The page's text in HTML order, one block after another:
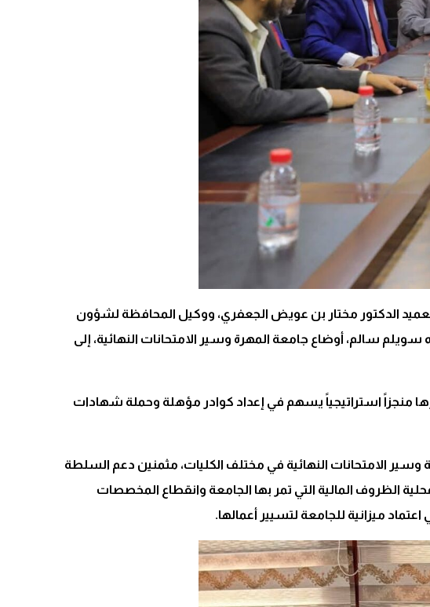
الدكتور مختار بن عويض الجعفري، ووكيل المحافظة لشؤون
سالم، أوضاع جامعة المهرة وسير الامتحانات النهائية، إلى
منجزاً استراتيجياً يسهم في إعداد كوادر مؤهلة وحملة شهادات
الامتحانات النهائية في مختلف الكليات، مثمنين دعم السلطة
الظروف المالية التي تمر بها الجامعة وانقطاع المخصصات
ميزانية للجامعة لتسيير أعمالها.